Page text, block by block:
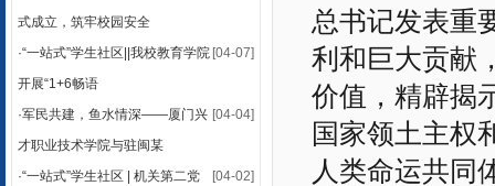
式成立，筑牢校园安全
[04-07]
·“一站式”学生社区||我校教育学院
开展“1+6畅语
[04-04]
·军民共建，鱼水情深——厦门兴
才职业技术学院与驻闽某
[04-02]
·“一站式”学生社区 | 机关第二党
总书记发表重
利和巨大贡献
价值，精辟揭
国家领土主权
人类命运共同